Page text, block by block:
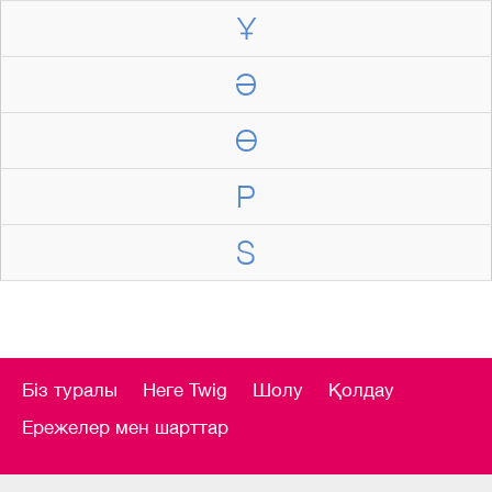
Ұ
Ә
Ө
P
S
Біз туралы Неге Twig Шолу
Қолдау
Ережелер мен шарттар